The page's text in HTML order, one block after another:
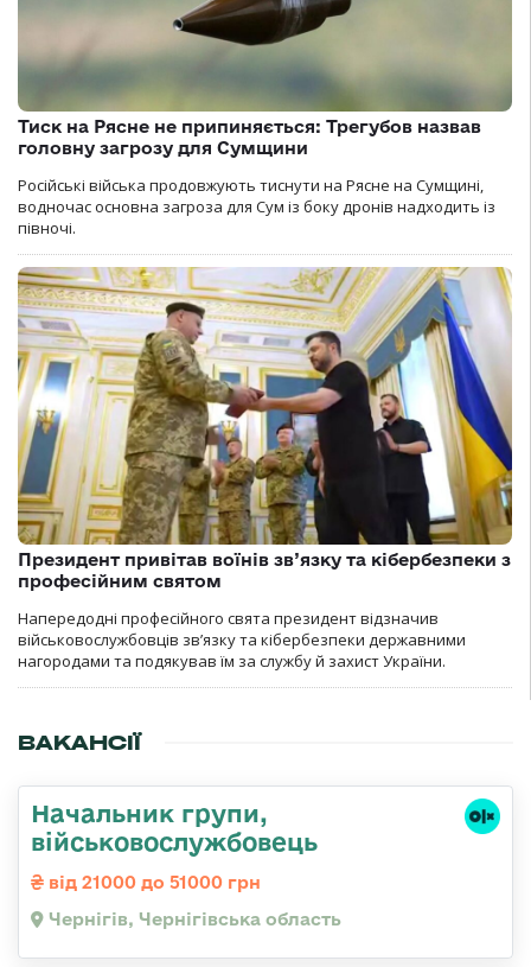
Тиск на Рясне не припиняється: Трегубов назвав
головну загрозу для Сумщини
Російські війська продовжують тиснути на Рясне на Сумщині,
водночас основна загроза для Сум із боку дронів надходить із
півночі.
Президент привітав воїнів зв’язку та кібербезпеки з
професійним святом
Напередодні професійного свята президент відзначив
військовослужбовців зв’язку та кібербезпеки державними
нагородами та подякував їм за службу й захист України.
ВАКАНСІЇ
Начальник групи,
військовослужбовець
від 21000 до 51000 грн
Чернігів, Чернігівська область